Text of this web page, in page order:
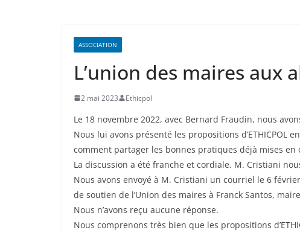
ASSOCIATION
L’union des maires aux
2 mai 2023 Ethicpol
Le 18 novembre 2022, avec Bernard Fraudin, nous
Nous lui avons présenté les propositions d’ETHICPOL
comment partager les bonnes pratiques déjà mises
La discussion a été franche et cordiale. M. Cristiani
Nous avons envoyé à M. Cristiani un courriel le 6
de soutien de l’Union des maires à Franck Santos,
Nous n’avons reçu aucune réponse.
Nous comprenons très bien que les propositions